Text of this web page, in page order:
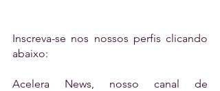
Inscreva-se nos nossos perfis clicando
abaixo:
Acelera News, nosso canal de